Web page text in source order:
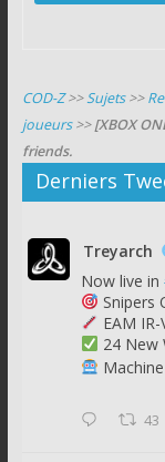
COD-Z>>Sujets>>
joueurs>>[XBOX
friends.
Derniers
Treyarch
Now live in
Snipers
EAM
24 New
43